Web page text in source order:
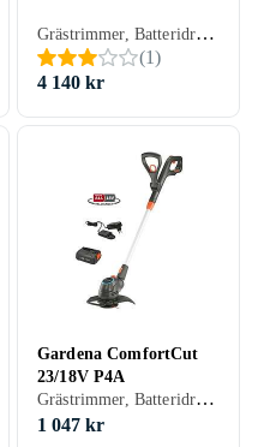
Grästrimmer, Batteridriven
(1)
4 140 kr
Gardena ComfortCut
23/18V P4A
Grästrimmer, Batteridriven
1 047 kr